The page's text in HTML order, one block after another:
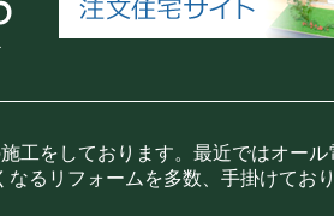
工をしております。最近ではオール
るリフォームを多数、手掛けており